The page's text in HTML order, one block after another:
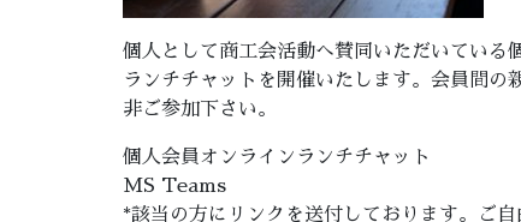
個人として商工会活動へ賛同いただいている
ランチチャットを開催いたします。会員間の
非ご参加下さい。
個人会員オンラインランチチャット
MS Teams
*該当の方にリンクを送付しております。ご自